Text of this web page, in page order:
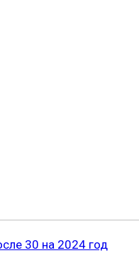
30 на 2024 год